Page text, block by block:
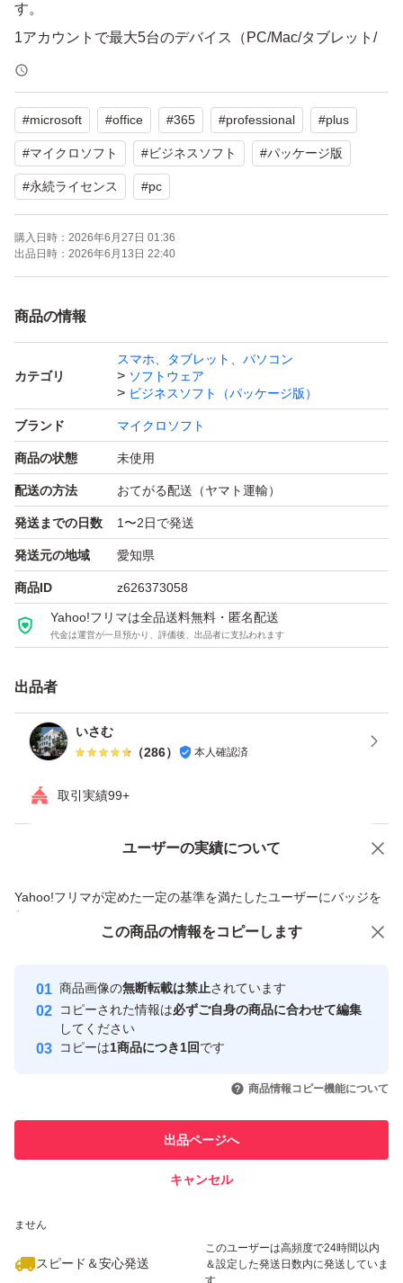
す。
1アカウントで最大5台のデバイス（PC/Mac/タブレット/
スマホ）に同時サインイン可能です。
パッケージ裏面にプロダクトキーが記載されています。
言語の変更手順
１．Officeアプリを開く：WordやExcelなどを起動しま
２．オプションを開く：左上の「ファイル」から「オプシ
します。
４．言語の追加：「Office の表示言語」にある「言語の追
加」をクリックし、目的の言語を選択してインストールし
ます。
５．優先設定：インストール後、追加した言語を選択し
「優先として設定」をクリックします。
６．Officeの再起動：設定を反映させるために、開いてい
るすべてのOfficeアプリを閉じて再起動します。
【ブランド】マイクロソフト
【商品】Microsoft Office 365 Pro Plus POSAカード
【商品の状態】未開封
よろしくお願いいたします。
#microsoft #office #365 #professional #plus
#マイクロソフト #ビジネスソフト #パッケージ版
#永続ライセンス #pc
購入日時： 2026年6月27日 01:36
出品日時： 2026年6月13日 22:40
商品の情報
カテゴリ
スマホ、タブレット、パソコン
ソフトウェア
ビジネスソフト（パッケージ版）
ブランド マイクロソフト
商品の状態 未使用
配送の方法 おてがる配送（ヤマト運輸）
発送までの日数 1〜2日で発送
発送元の地域 愛知県
商品ID z626373058
Yahoo!フリマは全品送料無料・匿名配送
代金は運営が一旦預かり、評価後、出品者に支払われます
出品者
いさむ
（286） 本人確認済
取引実績99+
ユーザーの実績について
Yahoo!フリマが定めた一定の基準を満たしたユーザーにバッジを
付与しています
安心取引出品者
心・安全なユーザーです
取引実績
引を完了させた実績があります
での取引実績があります
ません
スピード＆安心発送
このユーザーは高頻度で24時間以内
＆設定した発送日数内に発送していま
す
価格の相談 商品への質問
この商品の情報をコピーします
商品画像の無断転載は禁止されています
コピーされた情報は必ずご自身の商品に合わせて編集
してください
コピーは1商品につき1回です
商品情報コピー機能について
出品ページへ
キャンセル
この商品をみている人にオススメ